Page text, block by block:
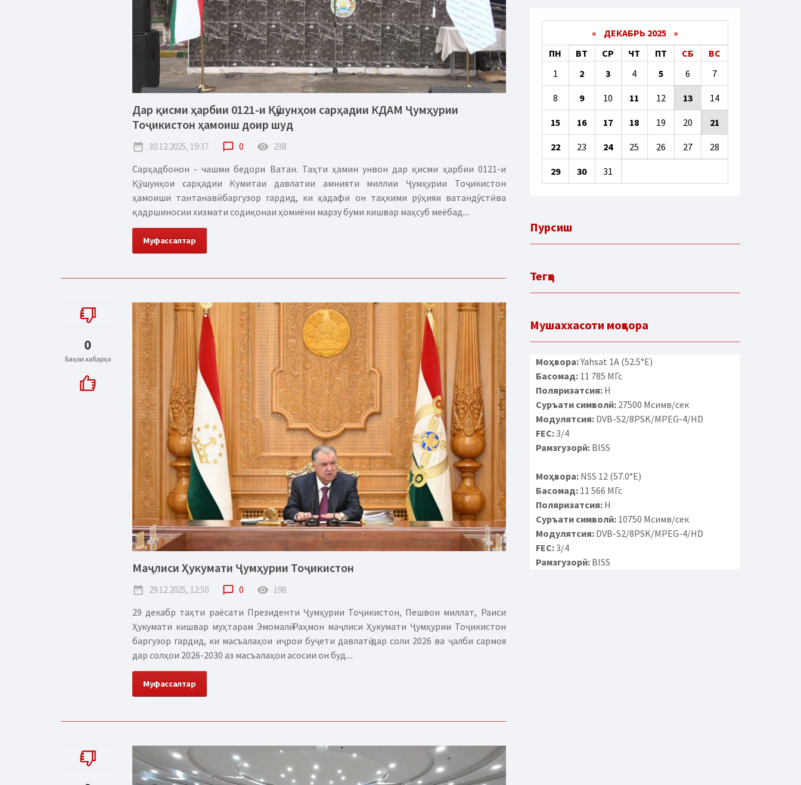
Дар қисми ҳарбии 0121-и Қӯшунҳои сарҳадии КДАМ Ҷумҳурии
Тоҷикистон ҳамоиш доир шуд
date_range 30.12.2025, 19:37 chat_bubble_outline 0 remove_red_eye 238
Сарҳадбонон - чашми бедори Ватан. Таҳти ҳамин унвон дар қисми ҳарбии 0121-и
Қӯшунҳои сарҳадии Кумитаи давлатии амнияти миллии Ҷумҳурии Тоҷикистон
ҳамоиши тантанавӣ баргузор гардид, ки ҳадафи он таҳкими рӯҳияи ватандӯстӣ ва
қадршиносии хизмати содиқонаи ҳомиёни марзу буми кишвар маҳсуб меёбад....
Муфассалтар
0
Баҳои хабарҳо
Маҷлиси Ҳукумати Ҷумҳурии Тоҷикистон
date_range 29.12.2025, 12:50 chat_bubble_outline 0 remove_red_eye 198
29 декабр таҳти раёсати Президенти Ҷумҳурии Тоҷикистон, Пешвои миллат, Раиси
Ҳукумати кишвар муҳтарам Эмомалӣ Раҳмон маҷлиси Ҳукумати Ҷумҳурии Тоҷикистон
баргузор гардид, ки масъалаҳои иҷрои буҷети давлатӣ дар соли 2026 ва ҷалби сармоя
дар солҳои 2026-2030 аз масъалаҳои асосии он буд....
Муфассалтар
« ДЕКАБРЬ 2025 »
ПН
ВТ СР ЧТ ПТ СБ
ВС
1
2 3 4 5 6 7
8 9 10 11 12 13 14
15 16 17 18 19 20 21
22 23 24 25 26 27 28
29 30 31
Пурсиш
Тегҳо
Мушаххасоти моҳвора
Моҳвора:Yahsat 1A (52.5°E)
Басомад:11 785 МГс
Поляризатсия:H
Суръати символӣ:27500 Мсимв/сек
Модулятсия:DVB-S2/8PSK/MPEG-4/HD
FEC:3/4
Рамзгузорӣ:BISS
Моҳвора:NSS 12 (57.0°E)
Басомад:11 566 МГс
Поляризатсия:H
Суръати символӣ:10750 Мсимв/сек
Модулятсия:DVB-S2/8PSK/MPEG-4/HD
FEC:3/4
Рамзгузорӣ:BISS